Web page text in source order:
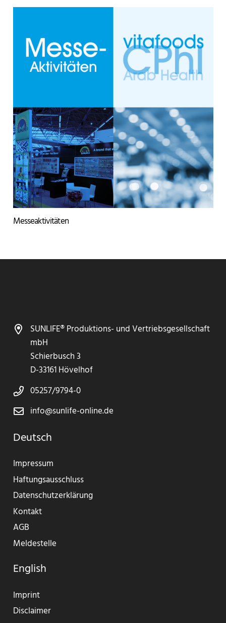
Messeaktivitäten
SUNLIFE® Produktions- und Vertriebsgesellschaft
mbH
Schierbusch 3
D-33161 Hövelhof
05257/9794-0
info@sunlife-online.de
Deutsch
Impressum
Haftungsausschluss
Datenschutzerklärung
Kontakt
AGB
Meldestelle
English
Imprint
Disclaimer